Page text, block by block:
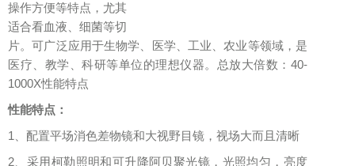
操作方便等特点，尤其
适合看血液、细菌等切
片。可广泛应用于生物学、医学、工业、农业等领域，是
医疗、教学、科研等单位的理想仪器。总放大倍数：40-
1000X性能特点
性能特点：
1、配置平场消色差物镜和大视野目镜，视场大而且清晰
2、采用柯勒照明和可升降阿贝聚光镜，光照均匀，亮度